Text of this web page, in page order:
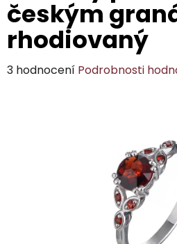
českým
rhodiovaný
Průměrné
3 hodnocení Podrobnosti